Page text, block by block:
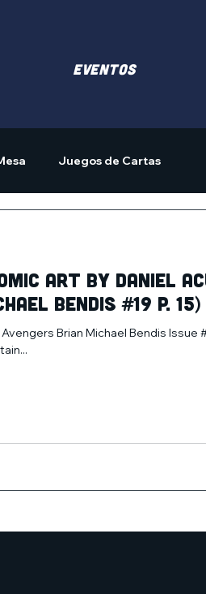
EVENTOS
Juegos de Cartas
art by Daniel
Bendis #19 p. 15)
Brian Michael Bendis Issue